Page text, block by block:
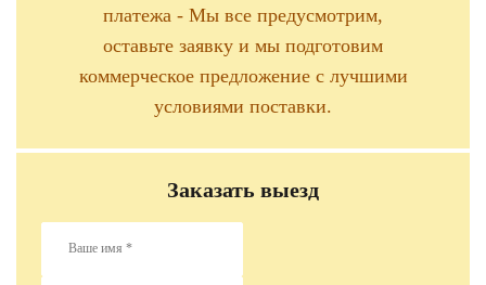
платежа - Мы все предусмотрим,
оставьте заявку и мы подготовим
коммерческое предложение с лучшими
условиями поставки.
Заказать выезд